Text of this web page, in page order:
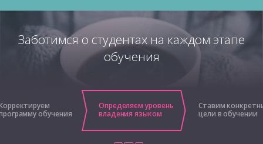
Заботимся о студентах на каждом этапе
обучения
обучения
Определяем уровень
владения языком
Ставим
цели в обучении